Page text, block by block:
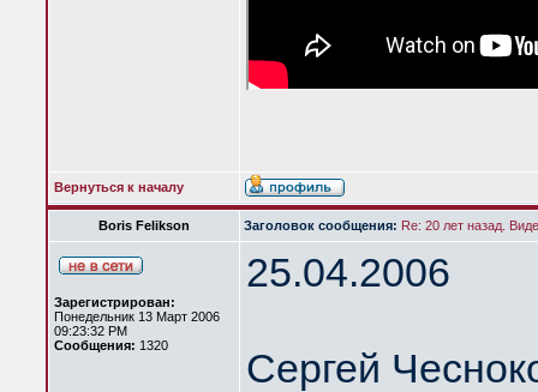
Вернуться к началу
Boris Felikson Заголовок сообщения: Re: 20 лет назад.
Зарегистрирован:
Понедельник 13 Март 2006
09:23:32 PM
Сообщения: 1320
25.04.2006
Сергей